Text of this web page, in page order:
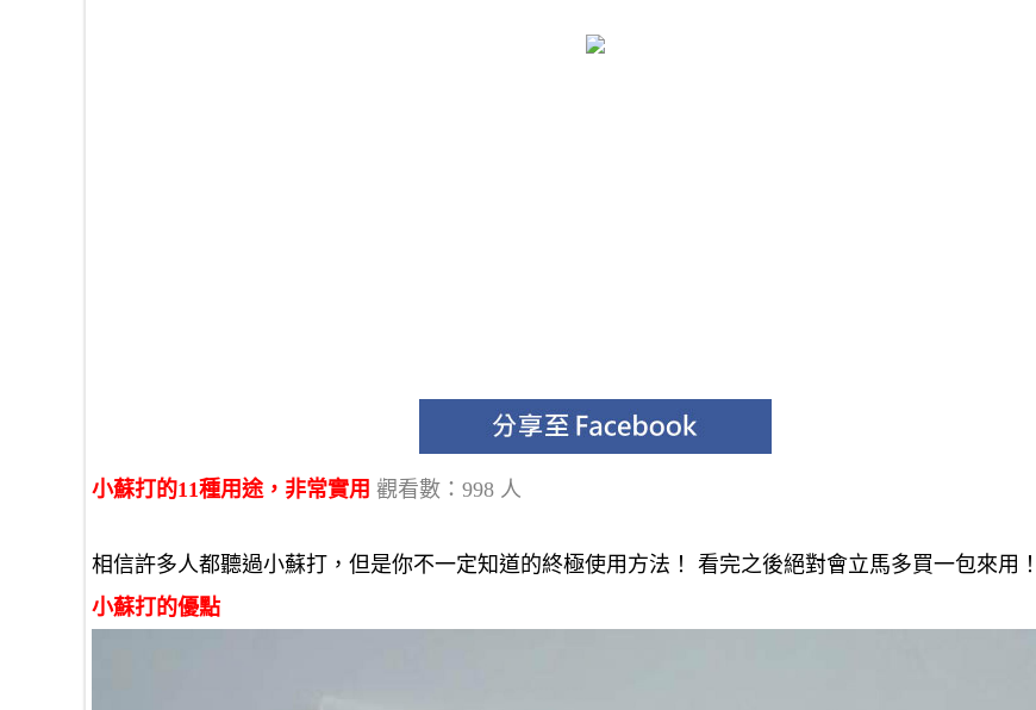
小蘇打的11種用途，非常實用 觀看數：998 人
相信許多人都聽過小蘇打，但是你不一定知道的終極使用方法！ 看完之後絕對會立馬多買一包來用！
小蘇打的優點